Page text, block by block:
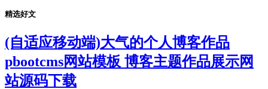
精选好文
(自适应移动端)大气的个人博客作品
pbootcms网站模板 博客主题作品展示网
站源码下载